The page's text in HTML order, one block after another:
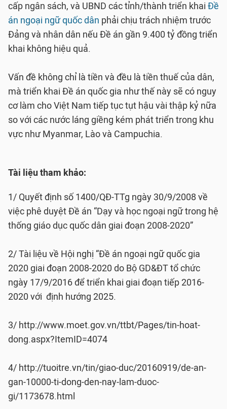
cấp ngân sách, và UBND các tỉnh/thành triển khai Đề
án ngoại ngữ quốc dân phải chịu trách nhiệm trước
Đảng và nhân dân nếu Đề án gần 9.400 tỷ đồng triển
khai không hiệu quả.
Vấn đề không chỉ là tiền và đều là tiền thuế của dân,
mà triển khai Đề án quốc gia như thế này sẽ có nguy
cơ làm cho Việt Nam tiếp tục tụt hậu vài thập kỷ nữa
so với các nước láng giềng kém phát triển trong khu
vực như Myanmar, Lào và Campuchia.
Tài liệu tham khảo:
1/ Quyết định số 1400/QĐ-TTg ngày 30/9/2008 về
việc phê duyệt Đề án “Dạy và học ngoại ngữ trong hệ
thống giáo dục quốc dân giai đoạn 2008-2020”
2/ Tài liệu về Hội nghị “Đề án ngoại ngữ quốc gia
2020 giai đoạn 2008-2020 do Bộ GD&ĐT tổ chức
ngày 17/9/2016 để triển khai giai đoạn tiếp 2016-
2020 với định hướng 2025.
3/ http://www.moet.gov.vn/ttbt/Pages/tin-hoat-
dong.aspx?ItemID=4074
4/ http://tuoitre.vn/tin/giao-duc/20160919/de-an-
gan-10000-ti-dong-den-nay-lam-duoc-
gi/1173678.html